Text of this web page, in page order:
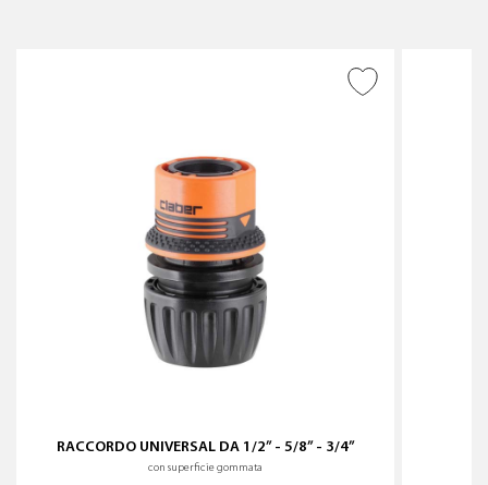
RACCORDO UNIVERSAL DA 1/2” - 5/8” - 3/4”
con superficie gommata